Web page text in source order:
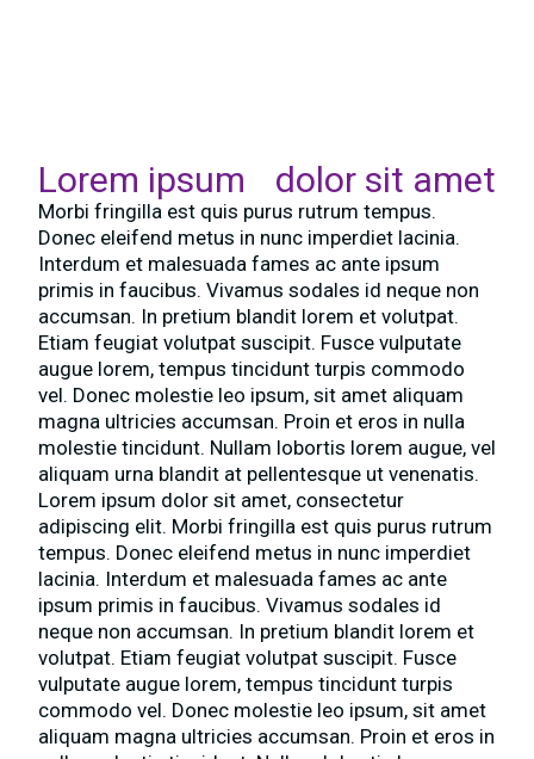
Lorem ipsum dolor sit amet
Morbi fringilla est quis purus rutrum tempus.
Donec eleifend metus in nunc imperdiet lacinia.
Interdum et malesuada fames ac ante ipsum
primis in faucibus. Vivamus sodales id neque non
accumsan. In pretium blandit lorem et volutpat.
Etiam feugiat volutpat suscipit. Fusce vulputate
augue lorem, tempus tincidunt turpis commodo
vel. Donec molestie leo ipsum, sit amet aliquam
magna ultricies accumsan. Proin et eros in nulla
molestie tincidunt. Nullam lobortis lorem augue, vel
aliquam urna blandit at pellentesque ut venenatis.
Lorem ipsum dolor sit amet, consectetur
adipiscing elit. Morbi fringilla est quis purus rutrum
tempus. Donec eleifend metus in nunc imperdiet
lacinia. Interdum et malesuada fames ac ante
ipsum primis in faucibus. Vivamus sodales id
neque non accumsan. In pretium blandit lorem et
volutpat. Etiam feugiat volutpat suscipit. Fusce
vulputate augue lorem, tempus tincidunt turpis
commodo vel. Donec molestie leo ipsum, sit amet
aliquam magna ultricies accumsan. Proin et eros in